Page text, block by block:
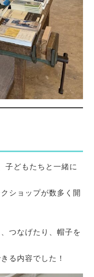
子どもたちと一緒に
ショップが数多く開
つなげたり、帽子を
る内容でした！